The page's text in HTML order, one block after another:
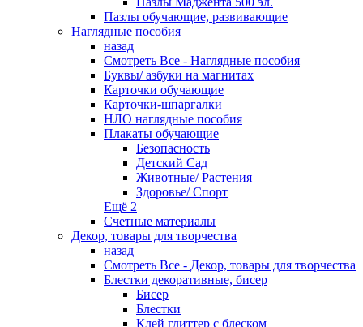
Пазлы обучающие, развивающие
Наглядные пособия
назад
Смотреть Все - Наглядные пособия
Буквы/ азбуки на магнитах
Карточки обучающие
Карточки-шпаргалки
НЛО наглядные пособия
Плакаты обучающие
Безопасность
Детский Сад
Животные/ Растения
Здоровье/ Спорт
Ещё 2
Счетные материалы
Декор, товары для творчества
назад
Смотреть Все - Декор, товары для творчества
Блестки декоративные, бисер
Бисер
Блестки
Клей глиттер с блеском